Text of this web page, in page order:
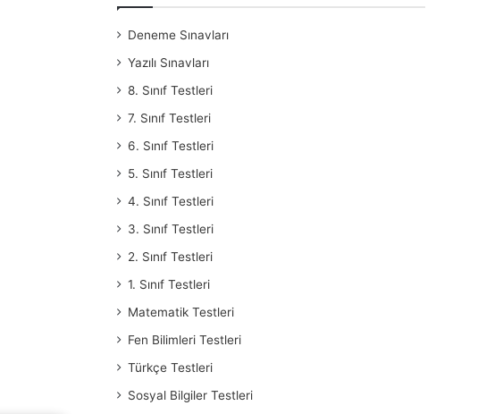
Deneme Sınavları
Yazılı Sınavları
8. Sınıf Testleri
7. Sınıf Testleri
6. Sınıf Testleri
5. Sınıf Testleri
4. Sınıf Testleri
3. Sınıf Testleri
2. Sınıf Testleri
1. Sınıf Testleri
Matematik Testleri
Fen Bilimleri Testleri
Türkçe Testleri
Sosyal Bilgiler Testleri